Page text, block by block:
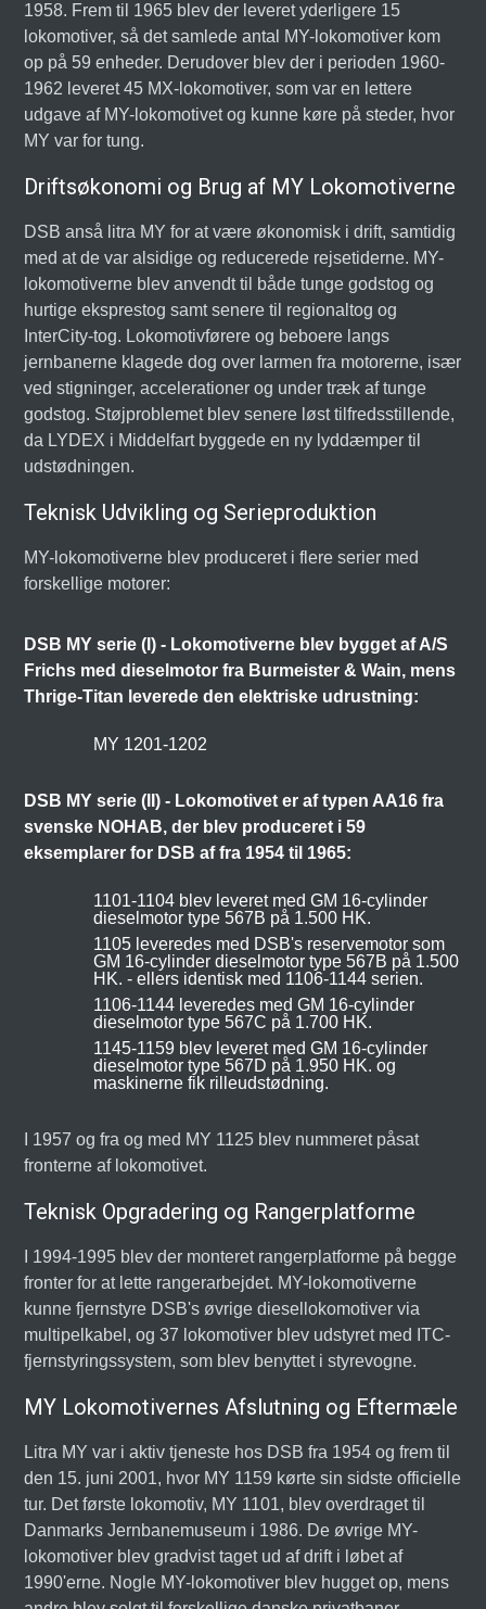
1958. Frem til 1965 blev der leveret yderligere 15
lokomotiver, så det samlede antal MY-lokomotiver kom
op på 59 enheder. Derudover blev der i perioden 1960-
1962 leveret 45 MX-lokomotiver, som var en lettere
udgave af MY-lokomotivet og kunne køre på steder, hvor
MY var for tung.
Driftsøkonomi og Brug af MY Lokomotiverne
DSB anså litra MY for at være økonomisk i drift, samtidig
med at de var alsidige og reducerede rejsetiderne. MY-
lokomotiverne blev anvendt til både tunge godstog og
hurtige eksprestog samt senere til regionaltog og
InterCity-tog. Lokomotivførere og beboere langs
jernbanerne klagede dog over larmen fra motorerne, især
ved stigninger, accelerationer og under træk af tunge
godstog. Støjproblemet blev senere løst tilfredsstillende,
da LYDEX i Middelfart byggede en ny lyddæmper til
udstødningen.
Teknisk Udvikling og Serieproduktion
MY-lokomotiverne blev produceret i flere serier med
forskellige motorer:
DSB MY serie (I) - Lokomotiverne blev bygget af A/S
Frichs med dieselmotor fra Burmeister & Wain, mens
Thrige-Titan leverede den elektriske udrustning:
MY 1201-1202
DSB MY serie (II) - Lokomotivet er af typen AA16 fra
svenske NOHAB, der blev produceret i 59
eksemplarer for DSB af fra 1954 til 1965:
1101-1104 blev leveret med GM 16-cylinder
dieselmotor type 567B på 1.500 HK.
1105 leveredes med DSB's reservemotor som
GM 16-cylinder dieselmotor type 567B på 1.500
HK. - ellers identisk med 1106-1144 serien.
1106-1144 leveredes med GM 16-cylinder
dieselmotor type 567C på 1.700 HK.
1145-1159 blev leveret med GM 16-cylinder
dieselmotor type 567D på 1.950 HK. og
maskinerne fik rilleudstødning.
I 1957 og fra og med MY 1125 blev nummeret påsat
fronterne af lokomotivet.
Teknisk Opgradering og Rangerplatforme
I 1994-1995 blev der monteret rangerplatforme på begge
fronter for at lette rangerarbejdet. MY-lokomotiverne
kunne fjernstyre DSB's øvrige diesellokomotiver via
multipelkabel, og 37 lokomotiver blev udstyret med ITC-
fjernstyringssystem, som blev benyttet i styrevogne.
MY Lokomotivernes Afslutning og Eftermæle
Litra MY var i aktiv tjeneste hos DSB fra 1954 og frem til
den 15. juni 2001, hvor MY 1159 kørte sin sidste officielle
tur. Det første lokomotiv, MY 1101, blev overdraget til
Danmarks Jernbanemuseum i 1986. De øvrige MY-
lokomotiver blev gradvist taget ud af drift i løbet af
1990'erne. Nogle MY-lokomotiver blev hugget op, mens